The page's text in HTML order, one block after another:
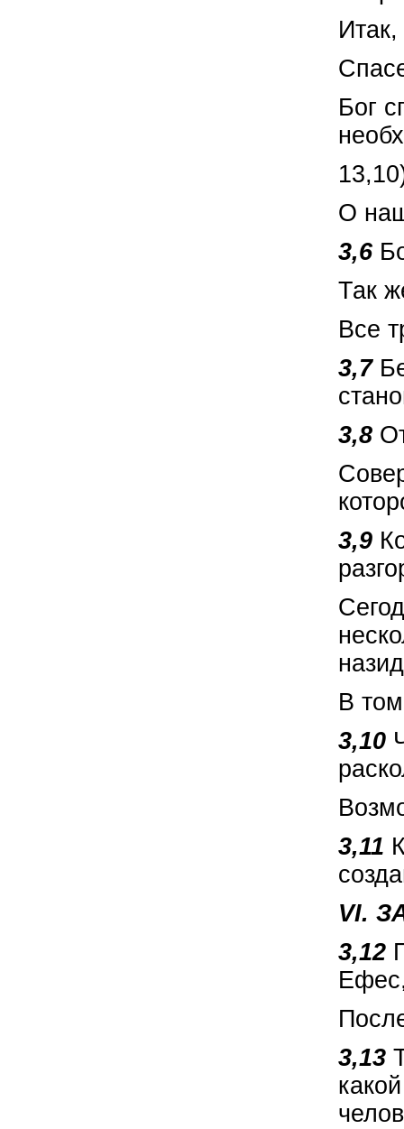
Бог
О
3,6
Так
Все
3,7
3,8
3,9
В
3,10
3,11
VI.
3,12
3,13